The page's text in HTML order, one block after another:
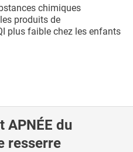
chimiques
produits de
plus faible chez les enfants
APNÉE du
resserre